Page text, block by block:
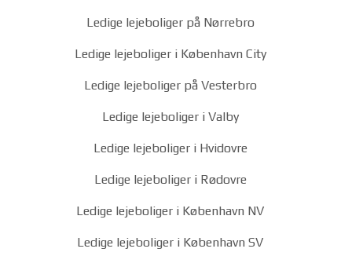
Ledige lejeboliger på Nørrebro
Ledige lejeboliger i København City
Ledige lejeboliger på Vesterbro
Ledige lejeboliger i Valby
Ledige lejeboliger i Hvidovre
Ledige lejeboliger i Rødovre
Ledige lejeboliger i København NV
Ledige lejeboliger i København SV